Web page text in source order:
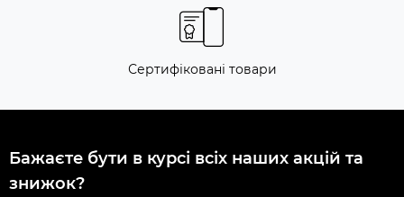
Сертифіковані товари
Бажаєте бути в курсі всіх наших акцій та
знижок?